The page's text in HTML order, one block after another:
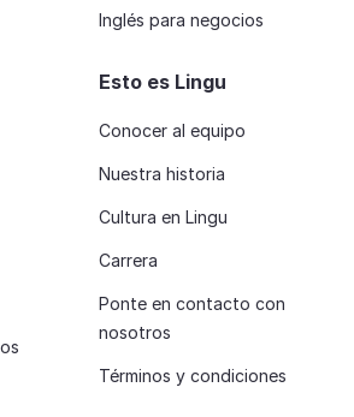
Inglés para negocios
Esto es Lingu
Conocer al equipo
Nuestra historia
Cultura en Lingu
Carrera
Ponte en contacto con
nosotros
Términos y condiciones